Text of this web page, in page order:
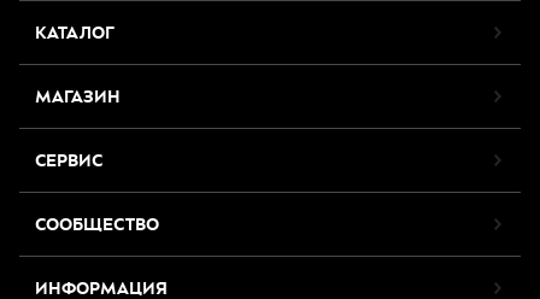
КАТАЛОГ
МАГАЗИН
СЕРВИС
СООБЩЕСТВО
ИНФОРМАЦИЯ